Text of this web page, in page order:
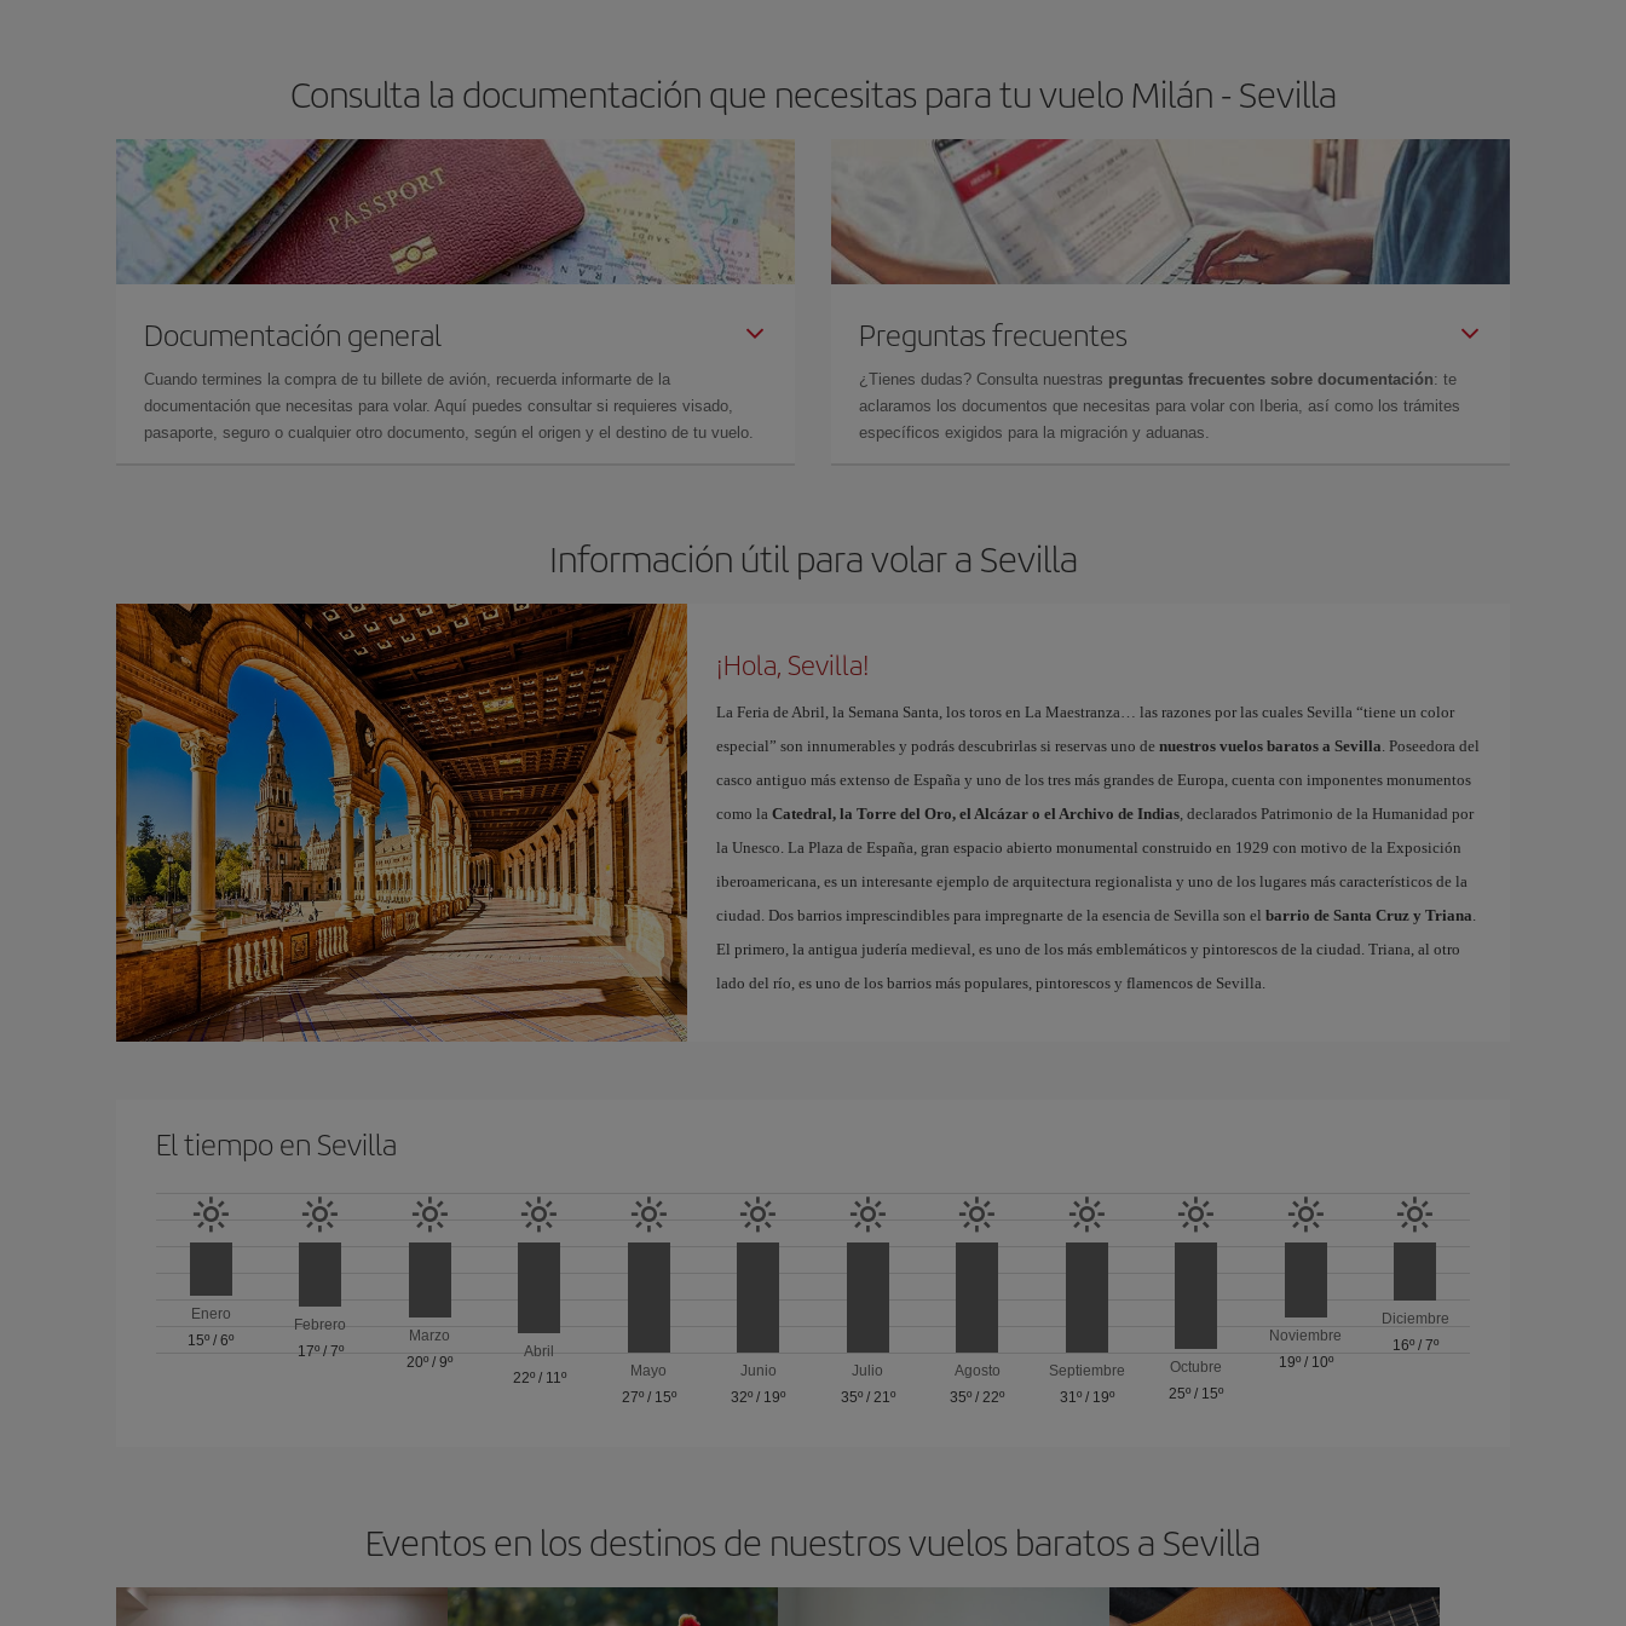
Consulta la documentación que necesitas para tu vuelo Milán - Sevilla
Documentación general
Cuando termines la compra de tu billete de avión, recuerda informarte de la
documentación que necesitas para volar. Aquí puedes consultar si requieres visado,
pasaporte, seguro o cualquier otro documento, según el origen y el destino de tu vuelo.
Preguntas frecuentes
¿Tienes dudas? Consulta nuestras preguntas frecuentes sobre documentación: te
aclaramos los documentos que necesitas para volar con Iberia, así como los trámites
específicos exigidos para la migración y aduanas.
Información útil para volar a Sevilla
¡Hola, Sevilla!
La Feria de Abril, la Semana Santa, los toros en La Maestranza… las razones por las cuales Sevilla “tiene un color
especial” son innumerables y podrás descubrirlas si reservas uno de nuestros vuelos baratos a Sevilla. Poseedora del
casco antiguo más extenso de España y uno de los tres más grandes de Europa, cuenta con imponentes monumentos
como la Catedral, la Torre del Oro, el Alcázar o el Archivo de Indias, declarados Patrimonio de la Humanidad por
la Unesco. La Plaza de España, gran espacio abierto monumental construido en 1929 con motivo de la Exposición
iberoamericana, es un interesante ejemplo de arquitectura regionalista y uno de los lugares más característicos de la
ciudad. Dos barrios imprescindibles para impregnarte de la esencia de Sevilla son el barrio de Santa Cruz y Triana.
El primero, la antigua judería medieval, es uno de los más emblemáticos y pintorescos de la ciudad. Triana, al otro
lado del río, es uno de los barrios más populares, pintorescos y flamencos de Sevilla.
El tiempo en Sevilla
Enero
15º /6º
Febrero
17º/ 7º
Marzo
20º /9º
Abril
22º/ 11º
Mayo
27º/ 15º
Junio
32º / 19º
Julio
35º/ 21º
Agosto
35º /22º
Septiembre
31º/ 19º
Octubre
25º / 15º
Noviembre
19º/ 10º
Diciembre
16º/ 7º
Eventos en los destinos de nuestros vuelos baratos a Sevilla